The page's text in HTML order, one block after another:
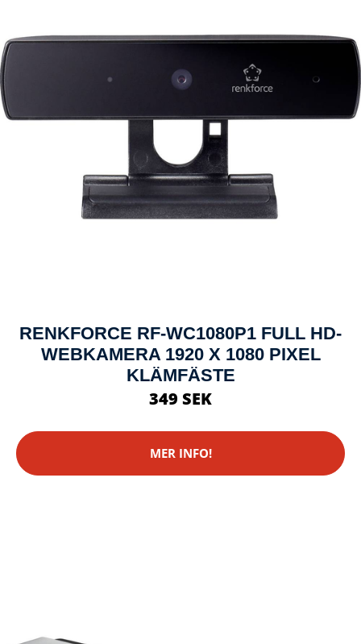
RENKFORCE RF-WC1080P1 FULL HD-
WEBKAMERA 1920 X 1080 PIXEL
KLÄMFÄSTE
349 SEK
MER INFO!